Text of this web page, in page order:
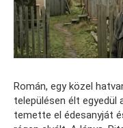
Román, egy közel
településen élt egyedül
temette el édesanyját